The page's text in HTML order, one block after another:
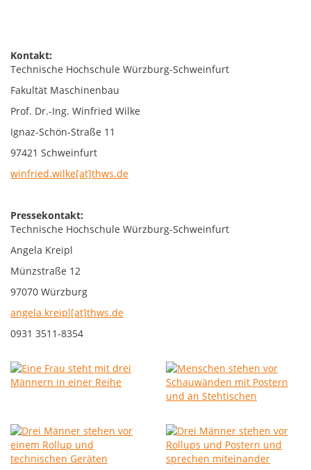
Kontakt:
Technische Hochschule Würzburg-Schweinfurt
Fakultät Maschinenbau
Prof. Dr.-Ing. Winfried Wilke
Ignaz-Schön-Straße 11
97421 Schweinfurt
winfried.wilke[at]thws.de
Pressekontakt:
Technische Hochschule Würzburg-Schweinfurt
Angela Kreipl
Münzstraße 12
97070 Würzburg
angela.kreipl[at]thws.de
0931 3511-8354